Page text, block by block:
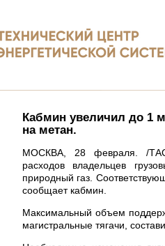
Кабмин увеличил до 1
на метан.
МОСКВА, 28 февраля. /
расходов владельцев
природный газ.
сообщает кабмин.
Максимальный объем
магистральные тягачи,